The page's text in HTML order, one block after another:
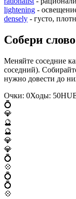
lightening -
densely - густо,
Собери слово
Меняйте соседние
соседний).
нужно довести до
Очки: 0Ходы: 50HU
💍
💎
🔮
🔮
💎
💎
💍
💠
💍
💍
💠